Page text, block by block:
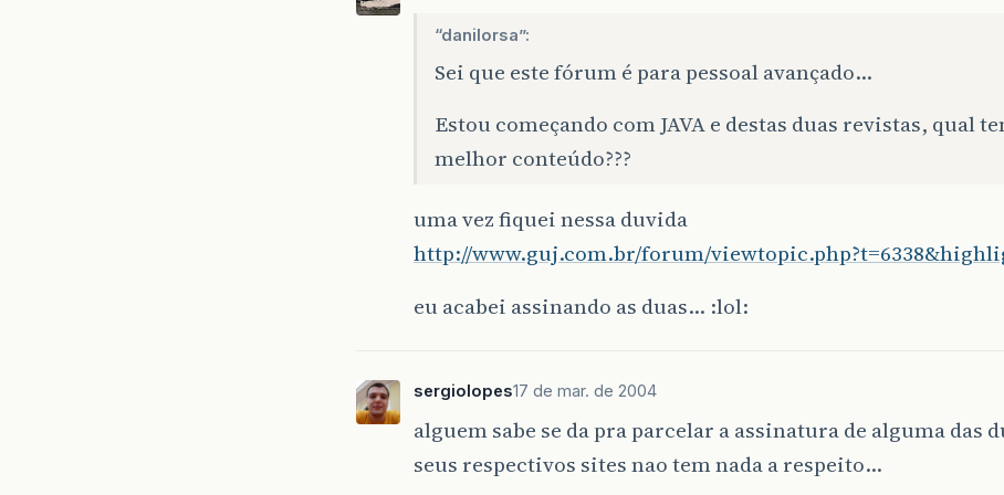
“danilorsa”:
Sei que este fórum é para pessoal avançado…
Estou começando com JAVA e destas duas revistas, qual
melhor conteúdo???
uma vez fiquei nessa duvida
http://www.guj.com.br/forum/
eu acabei assinando as duas… :lol:
sergiolopes17 de mar. de 2004
alguem sabe se da pra parcelar a assinatura de alguma das
seus respectivos sites nao tem nada a respeito…